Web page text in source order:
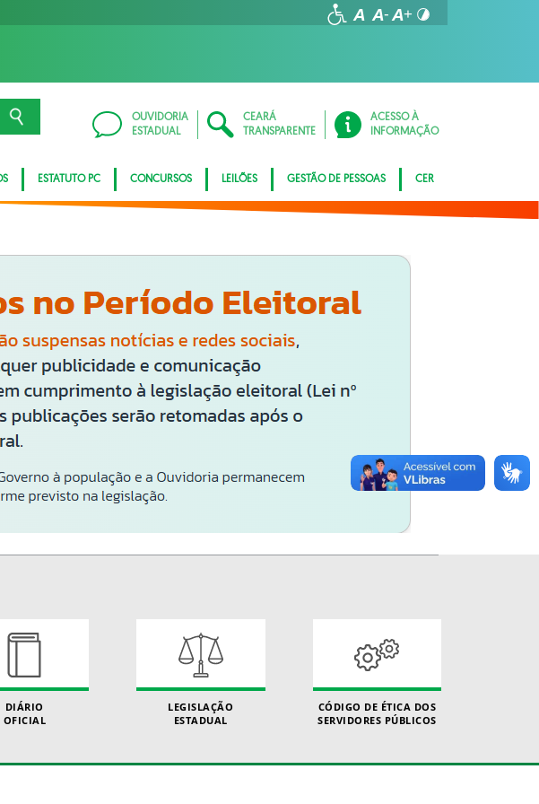
OUVIDORIA
ESTADUAL
CEARÁ
TRANSPARENTE
ACESSO À
INFORMAÇÃO
ESTATUTO PC CONCURSOS LEILÕES GESTÃO DE PESSOAS CER
DIÁRIO
OFICIAL
LEGISLAÇÃO
ESTADUAL
CÓDIGO DE ÉTICA DOS
SERVIDORES PÚBLICOS